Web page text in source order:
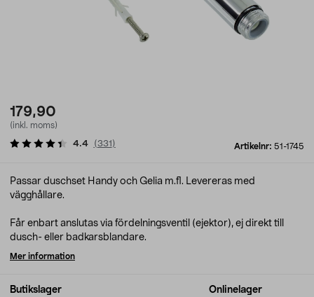
179,90
(inkl. moms)
Artikelnr: 51-1745
4.4 (331 )
Butikslager Onlinelager
Passar duschset Handy och Gelia m.fl. Levereras med
vägghållare.
Får enbart anslutas via fördelningsventil (ejektor), ej direkt till
dusch- eller badkarsblandare.
Mer information